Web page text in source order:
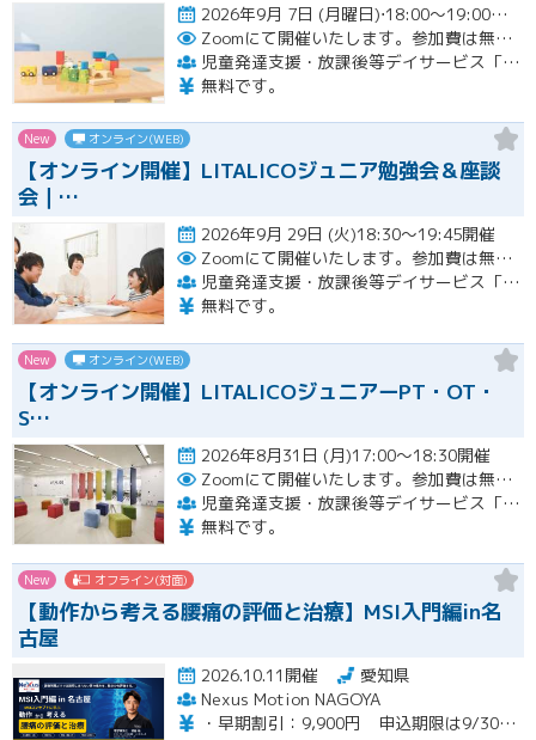
2026年9月 7日 (月曜日)⋅18:00～19:00開催
Zoomにて開催いたします。参加費は無料です。
児童発達支援・放課後等デイサービス「LITALICOジュニア」
無料です。
New オンライン(WEB)
【オンライン開催】LITALICOジュニア勉強会＆座談
会｜…
2026年9月 29日 (火)18:30～19:45開催
Zoomにて開催いたします。参加費は無料です。
児童発達支援・放課後等デイサービス「LITALICOジュニア」
無料です。
New オンライン(WEB)
【オンライン開催】LITALICOジュニアーPT・OT・
S…
2026年8月31日 (月)17:00～18:30開催
Zoomにて開催いたします。参加費は無料です。
児童発達支援・放課後等デイサービス「LITALICOジュニア」
無料です。
New オフライン(対面)
【動作から考える腰痛の評価と治療】MSI入門編in名
古屋
2026.10.11開催
愛知県
Nexus Motion NAGOYA
・早期割引：9,900円 申込期限は9/30（水）まで ・通常価格：12,100円 ・再受講：6,600円（MSI入門編受講歴のある方）※８名限定